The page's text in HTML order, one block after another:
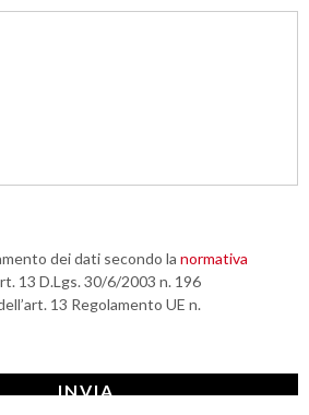
dei dati secondo la normativa
13 D.Lgs. 30/6/2003 n. 196
13 Regolamento UE n.